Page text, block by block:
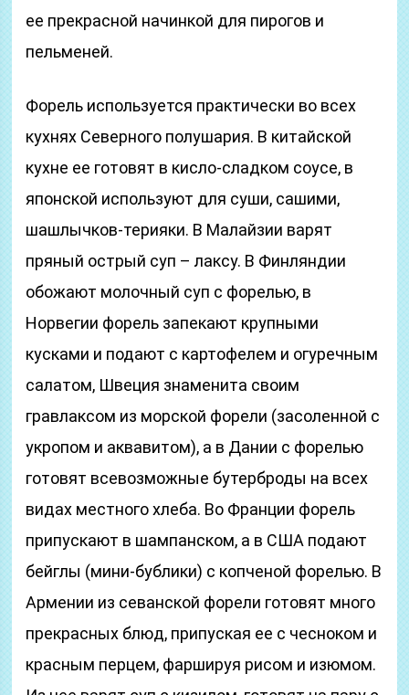
ее прекрасной начинкой для пирогов и
пельменей.
Форель используется практически во всех
кухнях Северного полушария. В китайской
кухне ее готовят в кисло-сладком соусе, в
японской используют для суши, сашими,
шашлычков-терияки. В Малайзии варят
пряный острый суп – лаксу. В Финляндии
обожают молочный суп с форелью, в
Норвегии форель запекают крупными
кусками и подают с картофелем и огуречным
салатом, Швеция знаменита своим
гравлаксом из морской форели (засоленной с
укропом и аквавитом), а в Дании с форелью
готовят всевозможные бутерброды на всех
видах местного хлеба. Во Франции форель
припускают в шампанском, а в США подают
бейглы (мини-бублики) с копченой форелью. В
Армении из севанской форели готовят много
прекрасных блюд, припуская ее с чесноком и
красным перцем, фаршируя рисом и изюмом.